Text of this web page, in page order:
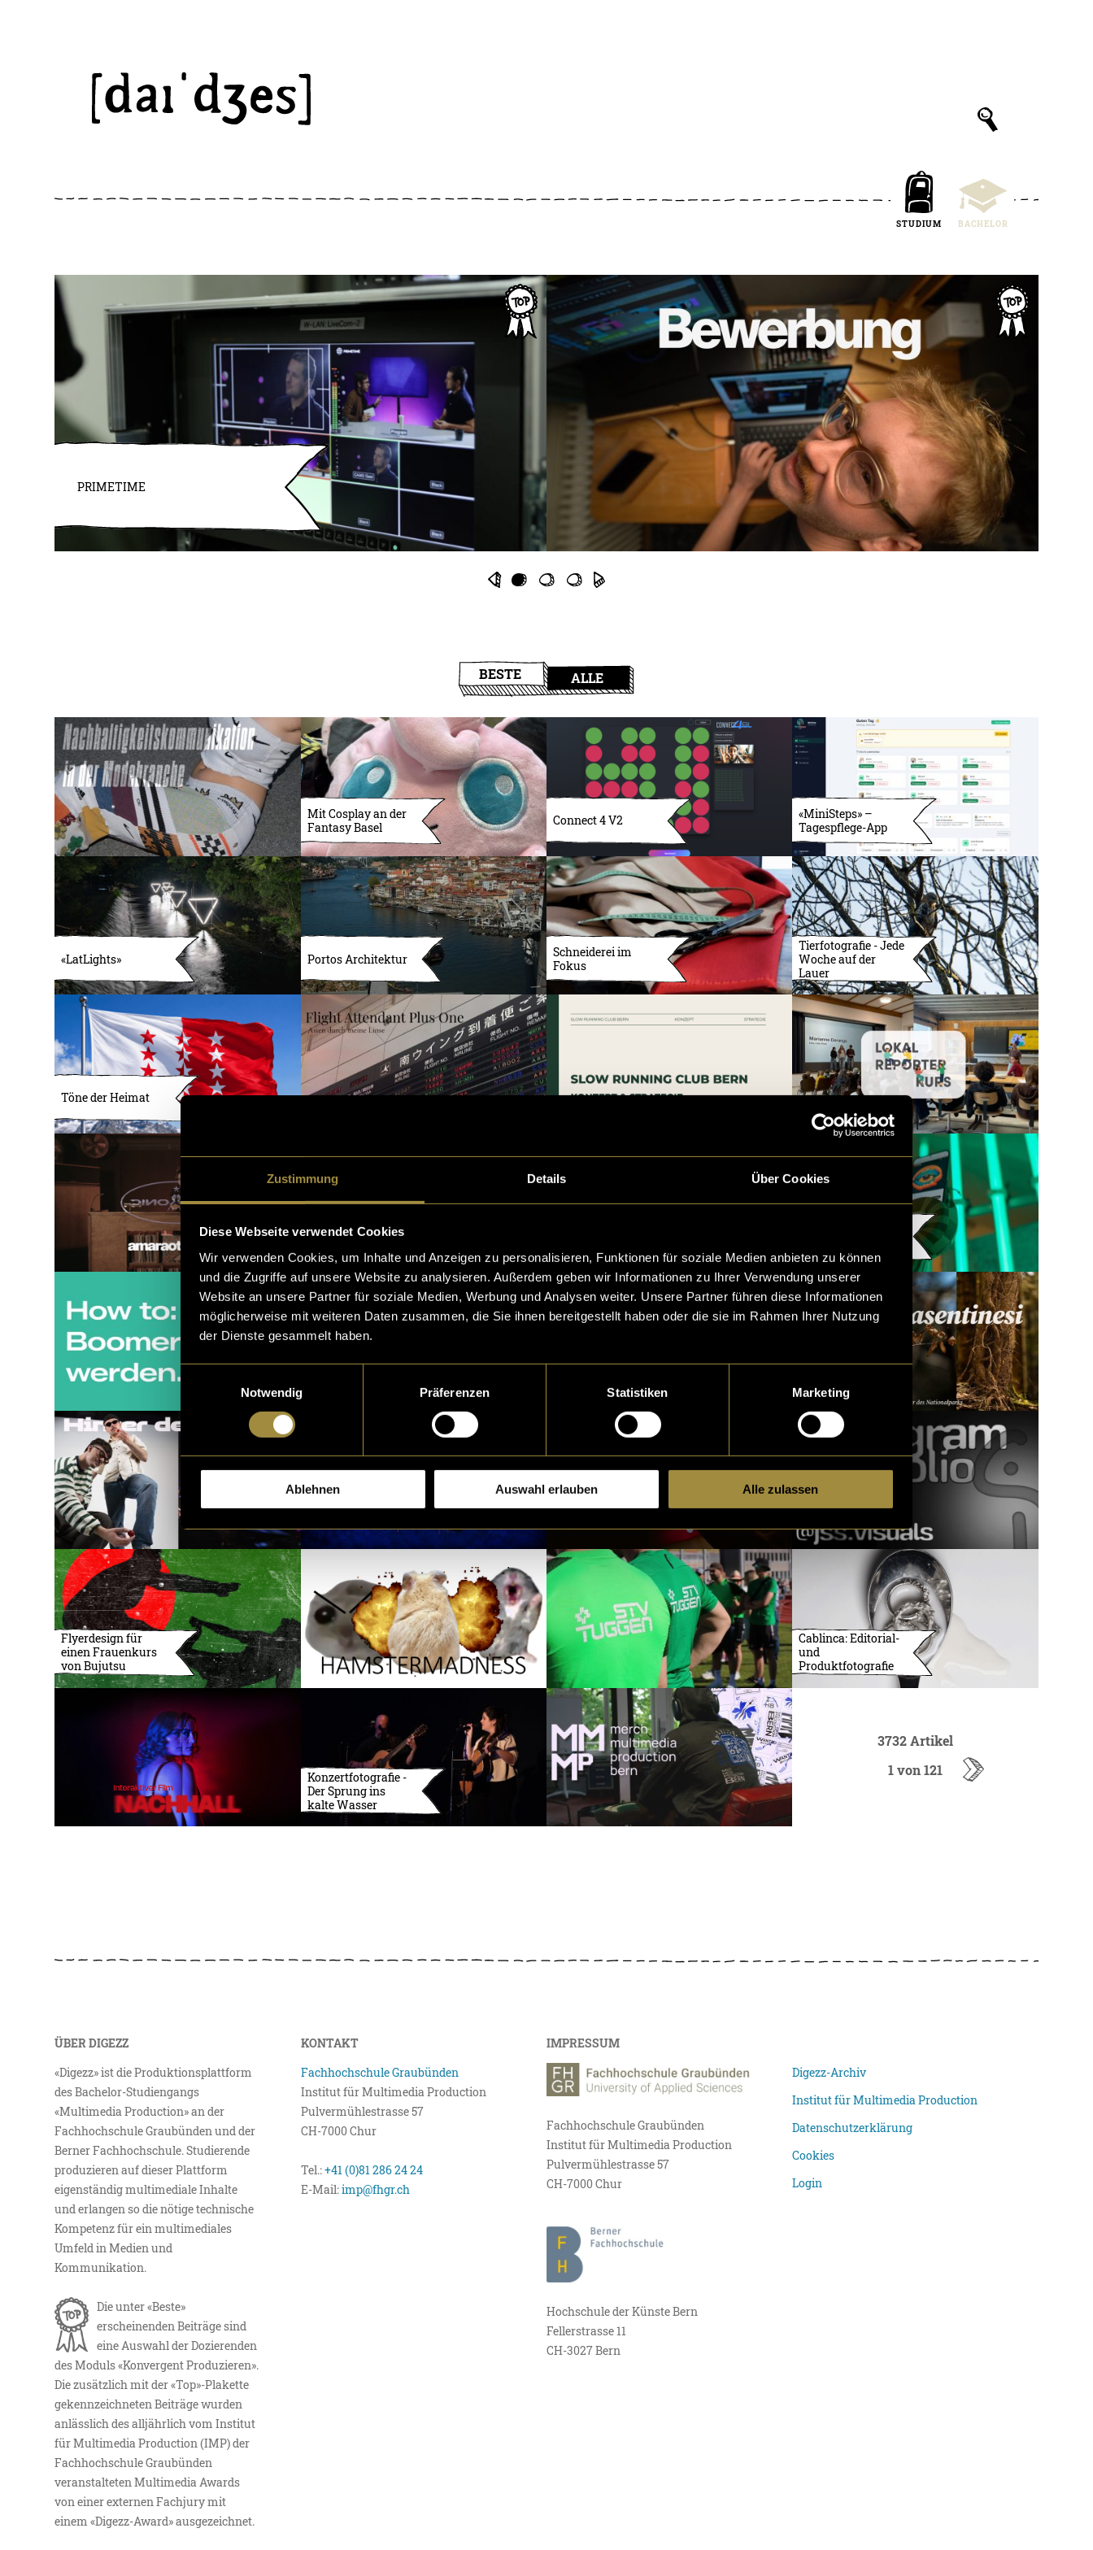
Zustimmung Details Über Cookies
Diese Webseite verwendet Cookies
Wir verwenden Cookies, um Inhalte und Anzeigen zu personalisieren, Funktionen für soziale Medien anbieten zu können
und die Zugriffe auf unsere Website zu analysieren. Außerdem geben wir Informationen zu Ihrer Verwendung unserer
Website an unsere Partner für soziale Medien, Werbung und Analysen weiter. Unsere Partner führen diese Informationen
möglicherweise mit weiteren Daten zusammen, die Sie ihnen bereitgestellt haben oder die sie im Rahmen Ihrer Nutzung
der Dienste gesammelt haben.
Notwendig
Präferenzen Statistiken Marketing
Ablehnen Auswahl erlauben Alle zulassen
STUDIUM BACHELOR
PRIMETIME
BESTE ALLE
Mit Cosplay an der
Fantasy Basel
Connect 4 V2
«MiniSteps» –
Tagespflege-App
«LatLights» Portos Architektur
Schneiderei im
Fokus
Tierfotografie - Jede
Woche auf der
Lauer
Töne der Heimat
Flyerdesign für
einen Frauenkurs
von Bujutsu
Cablinca: Editorial-
und
Produktfotografie
Konzertfotografie -
Der Sprung ins
kalte Wasser
3732 Artikel
1 von 121
ÜBER DIGEZZ
«Digezz» ist die Produktionsplattform
des Bachelor-Studiengangs
«Multimedia Production» an der
Fachhochschule Graubünden und der
Berner Fachhochschule. Studierende
produzieren auf dieser Plattform
eigenständig multimediale Inhalte
und erlangen so die nötige technische
Kompetenz für ein multimediales
Umfeld in Medien und
Kommunikation.
Die unter «Beste»
erscheinenden Beiträge sind
eine Auswahl der Dozierenden
des Moduls «Konvergent Produzieren».
Die zusätzlich mit der «Top»-Plakette
gekennzeichneten Beiträge wurden
anlässlich des alljährlich vom Institut
für Multimedia Production (IMP) der
Fachhochschule Graubünden
veranstalteten Multimedia Awards
von einer externen Fachjury mit
einem «Digezz-Award» ausgezeichnet.
KONTAKT
Fachhochschule Graubünden
Institut für Multimedia Production
Pulvermühlestrasse 57
CH-7000 Chur
Tel.:+41 (0)81 286 24 24
E-Mail:imp@fhgr.ch
IMPRESSUM
Fachhochschule Graubünden
Institut für Multimedia Production
Pulvermühlestrasse 57
CH-7000 Chur
Hochschule der Künste Bern
Fellerstrasse 11
CH-3027 Bern
Digezz-Archiv
Institut für Multimedia Production
Datenschutzerklärung
Cookies
Login